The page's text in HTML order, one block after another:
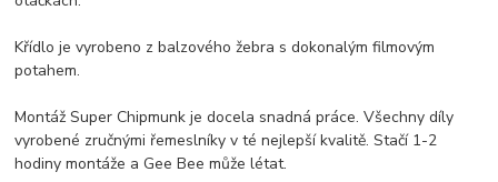
Křídlo je vyrobeno z balzového žebra s dokonalým filmovým
potahem.
Montáž Super Chipmunk je docela snadná práce. Všechny díly
vyrobené zručnými řemeslníky v té nejlepší kvalitě. Stačí 1-2
hodiny montáže a Gee Bee může létat.